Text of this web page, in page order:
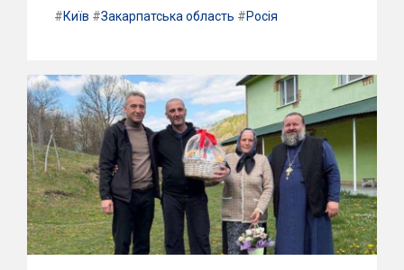
#Київ #Закарпатська область #Росія